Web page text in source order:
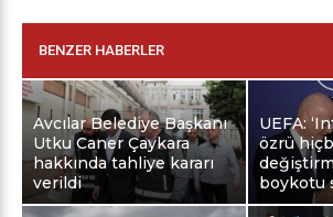
BENZER HABERLER
Avcılar Belediye Başkanı
Utku Caner Çaykara
hakkında tahliye kararı
verildi
UEFA:
özrü
boykotu